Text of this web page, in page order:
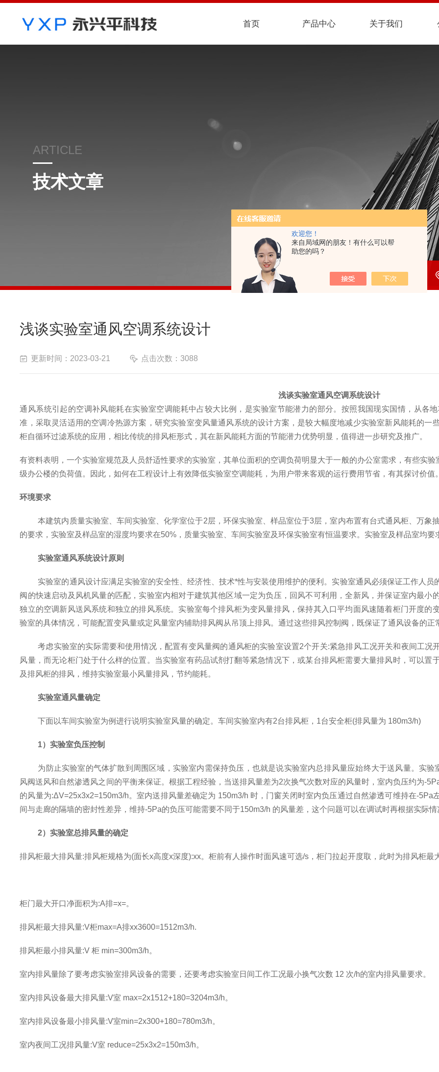
欢迎您！
来自局域网的朋友！有什么可以帮
助您的吗？
首页 产品中心 关于我们
ARTICLE
技术文章
浅谈实验室通风空调系统设计
更新时间：2023-03-21 点击次数：3088
浅谈实验室通风空调系统设计
通风系统引起的空调补风能耗在实验室空调能耗中占较大比例，是实验室节能潜力的部分。按照我国现实国情，从各
准，采取灵活适用的空调冷热源方案，研究实验室变风量通风系统的设计方案，是较大幅度地减少实验室新风能耗的一
柜自循环过滤系统的应用，相比传统的排风柜形式，其在新风能耗方面的节能潜力优势明显，值得进一步研究及推广。
有资料表明，一个实验室规范及人员舒适性要求的实验室，其单位面积的空调负荷明显大于一般的办公室需求，有些实验
级办公楼的负荷值。因此，如何在工程设计上有效降低实验室空调能耗，为用户带来客观的运行费用节省，有其探讨价值。
环境要求
本建筑内质量实验室、车间实验室、化学室位于2层，环保实验室、样品室位于3层，室内布置有台式通风柜、万象
的要求，实验室及样品室的湿度均要求在50% ，质量实验室、车间实验室及环保实验室有恒温要求。实验室及样品室均要
实验室通风系统设计原则
实验室的通风设计应满足实验室的安全性、经济性、技术*性与安装使用维护的便利。实验室通风必须保证工作人
阀的快速启动及风机风量的匹配，实验室内相对于建筑其他区域一定为负压，回风不可利用，全新风，并保证室内最小
独立的空调新风送风系统和独立的排风系统。实验室每个排风柜为变风量排风，保持其入口平均面风速随着柜门开度的
验室的具体情况，可能配置变风量或定风量室内辅助排风阀从吊顶上排风。通过这些排风控制阀，既保证了通风设备的正
考虑实验室的实际需要和使用情况，配置有变风量阀的通风柜的实验室设置2个开关:紧急排风工况开关和夜间工况
风量，而无论柜门处于什么样的位置。当实验室有药品试剂打翻等紧急情况下，或某台排风柜需要大量排风时，可以
及排风柜的排风，维持实验室最小风量排风，节约能耗。
实验室通风量确定
下面以车间实验室为例进行说明实验室风量的确定。车间实验室内有2台排风柜， 1台安全柜(排风量为 180m3/h)
1） 实验室负压控制
为防止实验室的气体扩散到周围区域，实验室内需保持负压，也就是说实验室内总排风量应始终大于送风量。实验
风阀送风和自然渗透风之间的平衡来保证。根据工程经验，当送排风量差为2次换气次数对应的风量时，室内负压约为-
的风量为:ΔV=25x3x2=150m3/h。室内送排风量差确定为 150m3/h 时，门窗关闭时室内负压通过自然渗透可维持在-5Pa
间与走廊的隔墙的密封性差异，维持-5Pa的负压可能需要不同于150m3/h 的风量差，这个问题可以在调试时再根据实际情
2） 实验室总排风量的确定
排风柜最大排风量:排风柜规格为(面长x高度x深度):xx。柜前有人操作时面风速可选/s ，柜门拉起开度取，此时为排风柜最
柜门最大开口净面积为:A排=x=。
排风柜最大排风量:V柜max=A排xx3600=1512m3/h.
排风柜最小排风量:V柜 min=300m3/h。
室内排风量除了要考虑实验室排风设备的需要，还要考虑实验室日间工作工况最小换气次数 12 次/h的室内排风量要求。
室内排风设备最大排风量:V室 max=2x1512+180=3204m3/h。
室内排风设备最小排风量:V室min=2x300+180=780m3/h。
室内夜间工况排风量:V室 reduce=25x3x2=150m3/h。